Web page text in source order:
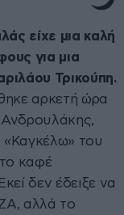
είχε μια καλή
για μια
Τρικούπη.
αρκετή ώρα
«Καγκέλω» του
καφέ
δεν έδειξε να
αλλά το